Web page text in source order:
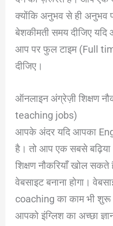
क्योंकि अनुभव से ही अनुभव
बेशकीमती समय दीजिए यदि
आप पर फुल टाइम (Full
दीजिए।
ऑनलाइन अंग्रेज़ी शिक्षण
teaching jobs)
आपके अंदर यदि आपका
है। तो आप एक सबसे
शिक्षण नौकरियाँ खोल
वेबसाइट बनाना होगा।
coaching का काम भी
आपको इंग्लिश का अच्छा